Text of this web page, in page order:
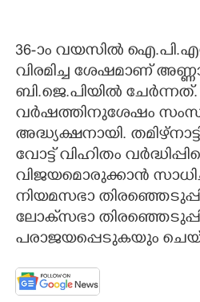
36-ാം വയസിൽ
വിരമിച്ച ശേഷമാണ്
ബി.ജെ.പിയിൽ
വർഷത്തിനുശേഷം
അദ്ധ്യക്ഷനായി.
വോട്ട് വിഹിതം
വിജയമൊരുക്കാൻ
നിയമസഭാ
ലോക്‌സഭാ
പരാജയപ്പെടുകയും